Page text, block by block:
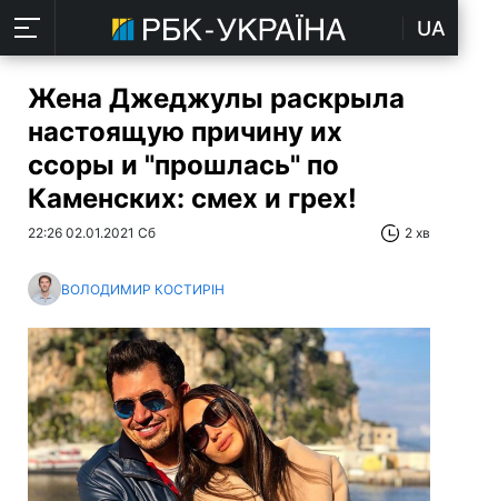
UA
Жена Джеджулы раскрыла
настоящую причину их
ссоры и "прошлась" по
Каменских: смех и грех!
22:26 02.01.2021 Сб 2 хв
ВОЛОДИМИР КОСТИРІН